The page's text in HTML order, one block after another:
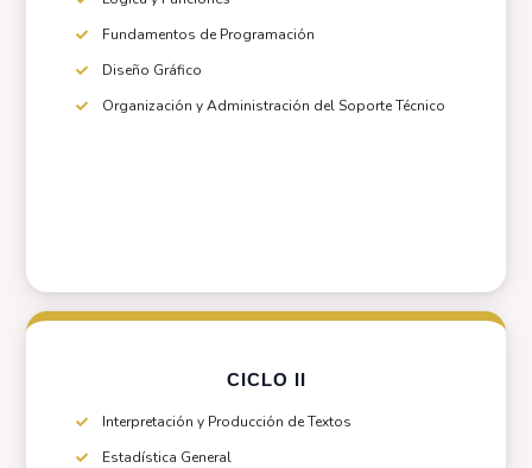
Fundamentos de Programación
Diseño Gráfico
Organización y Administración del Soporte Técnico
CICLO II
Interpretación y Producción de Textos
Estadística General